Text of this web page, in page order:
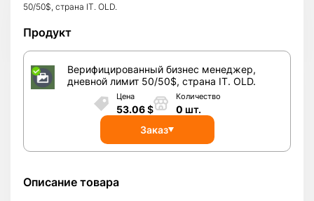
50/50$, страна IT. OLD.
Продукт
Верифицированный бизнес менеджер,
дневной лимит 50/50$, страна IT. OLD.
Цена
53.06 $
Количество
0 шт.
Заказ
Описание товара